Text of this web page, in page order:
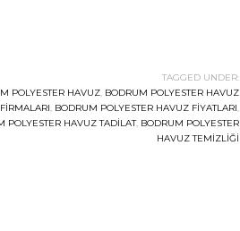
TAGGED UNDER:
POLYESTER HAVUZ, BODRUM POLYESTER HAVUZ
FIRMALARI, BODRUM POLYESTER HAVUZ FIYATLARI,
POLYESTER HAVUZ TADILAT, BODRUM POLYESTER
HAVUZ TEMIZLIĞI